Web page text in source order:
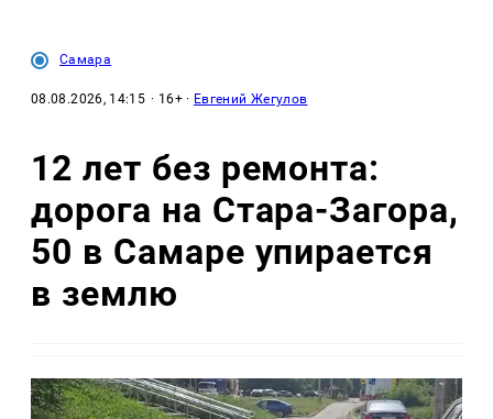
Самара
08.08.2026, 14:15 · 16+ · Евгений Жегулов
12 лет без ремонта:
дорога на Стара-Загора,
50 в Самаре упирается
в землю